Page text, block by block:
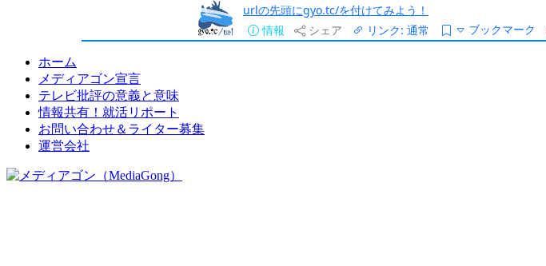
urlの先頭にgyo.tc/を付けてみよう！
情報
シェア リンク: 通常 ブックマーク